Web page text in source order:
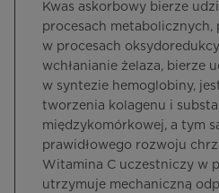
Kwas askorbowy bierze
procesach metabolicznych,
w procesach
wchłanianie żelaza, bierze
w syntezie hemoglobiny,
tworzenia kolagenu i
międzykomórkowej, a tym
prawidłowego rozwoju
Witamina C uczestniczy w
utrzymuje mechaniczną